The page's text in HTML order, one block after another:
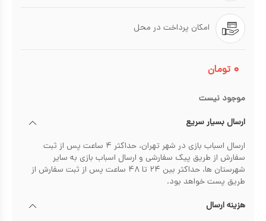
امکان پرداخت در محل
۰ تومان
موجود نیست
ارسال بسیار سریع
ارسال اسباب بازی در شهر تهران، حداکثر ۴ ساعت پس از ثبت
سفارش از طریق پیک سفارشی و ارسال اسباب بازی به سایر
شهرستان ها، حداکثر بین ۲۴ تا ۴۸ ساعت پس از ثبت سفارش از
طریق پست خواهد بود.
هزینه ارسال